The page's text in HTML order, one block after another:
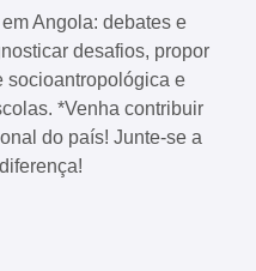
Angola: debates e
desafios, propor
socioantropológica e
*Venha contribuir
do país! Junte-se a